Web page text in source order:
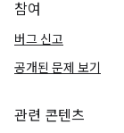
참여
버그 신고
공개된 문제 보기
관련 콘텐츠